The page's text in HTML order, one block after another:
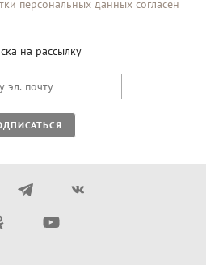
персональных данных согласен
на рассылку